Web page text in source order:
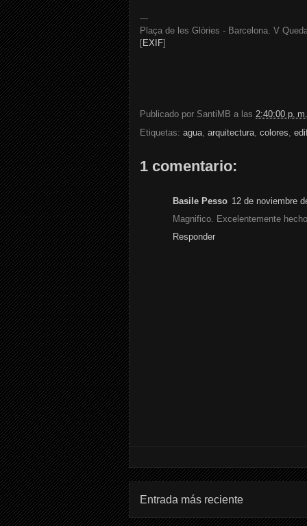
---
Plaça de les Glòries - Barcelona. V
[EXIF]
Publicado por SantiMB a las 2:40:00 p. m.
Etiquetas: agua, arquitectura, colores,
1 comentario:
Basile Pesso 12 de noviembre
Magnifico. Excelentemente
Responder
Entrada más reciente